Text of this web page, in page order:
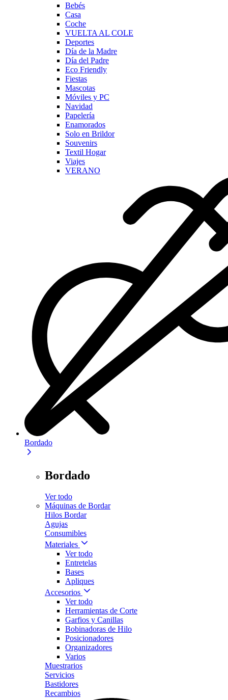
Bebés
Casa
Coche
VUELTA AL COLE
Deportes
Día de la Madre
Día del Padre
Eco Friendly
Fiestas
Mascotas
Móviles y PC
Navidad
Papelería
Enamorados
Solo en Brildor
Souvenirs
Textil Hogar
Viajes
VERANO
Bordado
Bordado
Ver todo
Máquinas de Bordar
Hilos Bordar
Agujas
Consumibles
Materiales
Ver todo
Entretelas
Bases
Apliques
Accesorios
Ver todo
Herramientas de Corte
Garfios y Canillas
Bobinadoras de Hilo
Posicionadores
Organizadores
Varios
Muestrarios
Servicios
Bastidores
Recambios